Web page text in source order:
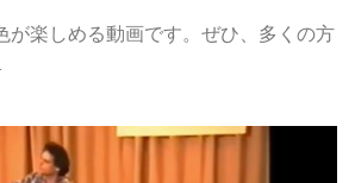
が楽しめる動画です。ぜひ、多くの方